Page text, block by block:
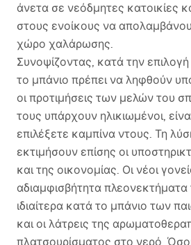
άνετα σε νεόδμητες κατοικίες
στους ενοίκους να
χώρο χαλάρωσης.
Συνοψίζοντας, κατά την επιλογή
το μπάνιο πρέπει να ληφθούν
οι προτιμήσεις των μελών του
τους υπάρχουν ηλικιωμένοι,
επιλέξετε καμπίνα ντους. Τη
εκτιμήσουν επίσης οι
και της οικονομίας. Οι νέοι
αδιαμφισβήτητα
ιδιαίτερα κατά το μπάνιο των
και οι λάτρεις της
πλατσουρίσματος στο νερό.